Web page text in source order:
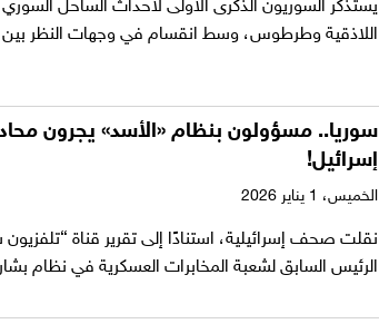
يستذكر السوريون الذكرى الأولى لأحداث الساحل
اللاذقية وطرطوس، وسط انقسام في وجهات النظر
سوريا.. مسؤولون بنظام «الأسد» يجرون
إسرائيل!
الخميس،
نقلت صحف إسرائيلية، استنادًا إلى تقرير قناة
الرئيس السابق لشعبة المخابرات العسكرية في نظام